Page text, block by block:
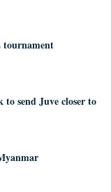
tournament
to send Juve closer to